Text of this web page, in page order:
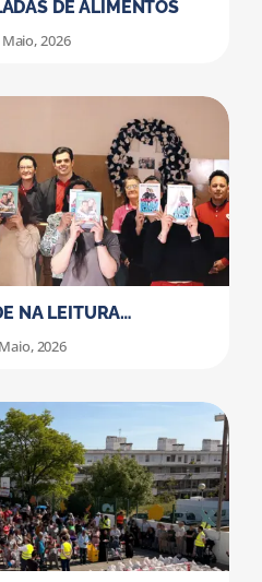
DE ALIMENTOS
2026
NA LEITURA…
2026